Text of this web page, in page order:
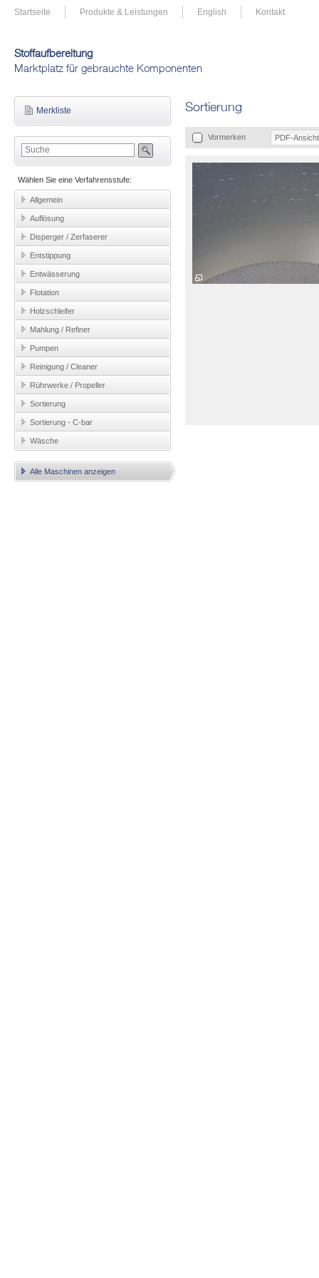
Startseite Produkte & Leistungen English Kontakt
Stoffaufbereitung
Marktplatz für gebrauchte Komponenten
Merkliste
Wählen Sie eine Verfahrensstufe:
Allgemein
Auflösung
Disperger / Zerfaserer
Entstippung
Entwässerung
Flotation
Holzschleifer
Mahlung / Refiner
Pumpen
Reinigung / Cleaner
Rührwerke / Propeller
Sortierung
Sortierung - C-bar
Wäsche
Alle Maschinen anzeigen
Sortierung
Vormerken PDF-Ansicht